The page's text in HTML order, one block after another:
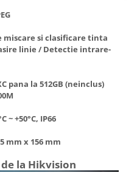
miscare si clasificare tinta
linie / Detectie intrare-
pana la 512GB (neinclus)
~ +50°C, IP66
mm x 156 mm
la Hikvision